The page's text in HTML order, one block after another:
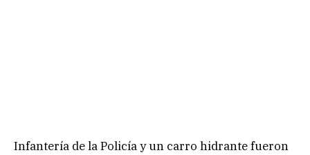
Infantería de la Policía y un carro hidrante fueron